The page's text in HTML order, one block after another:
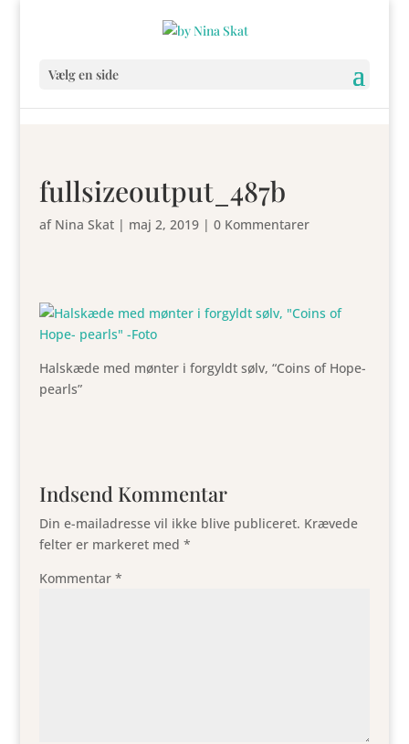
Vælg en side
fullsizeoutput_487b
af Nina Skat| maj 2, 2019| 0 Kommentarer
Halskæde med mønter i forgyldt sølv, “Coins of Hope-
pearls”
Indsend Kommentar
Din e-mailadresse vil ikke blive publiceret. Krævede
felter er markeret med *
Kommentar *